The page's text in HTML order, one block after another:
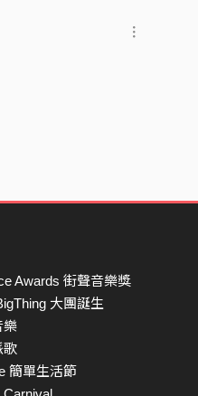
Awards 街聲音樂獎
大團誕生
樂
歌
簡單生活節